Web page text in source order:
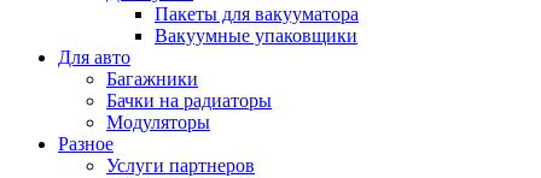
Пакеты для вакууматора
Вакуумные упаковщики
Для авто
Багажники
Бачки на радиаторы
Модуляторы
Разное
Услуги партнеров